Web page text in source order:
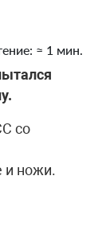
≈ 1 мин.
со
и ножи.